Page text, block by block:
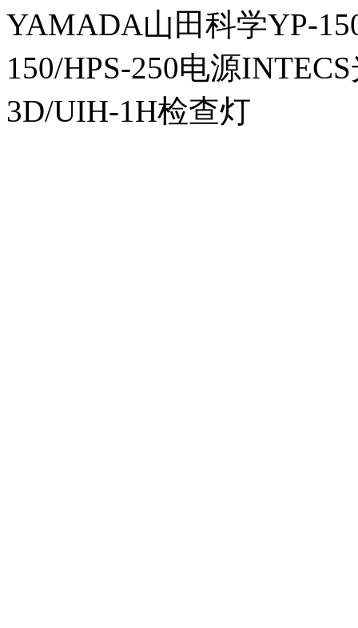
YAMADA山田科学YP-
150/HPS-250电源
3D/UIH-1H检查灯